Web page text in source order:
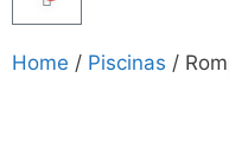
Home / Piscinas /